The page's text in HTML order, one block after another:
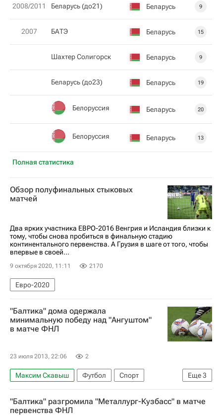
Полная статистика
2008/2011 Беларусь (до21) Беларусь 9
2007 БАТЭ Беларусь 15
Шахтер Солигорск Беларусь 9
Беларусь (до23) Беларусь 19
Белоруссия Беларусь 20
Белоруссия Беларусь 13
Обзор полуфинальных стыковых
матчей
Два ярких участника ЕВРО-2016 Венгрия и Исландия близки к
тому, чтобы снова пробиться в финальную стадию
континентального первенства. А Грузия в шаге от того, чтобы
впервые в своей...
9 октября 2020, 11:11 2170
Евро-2020
"Балтика" дома одержала
минимальную победу над "Ангуштом"
в матче ФНЛ
23 июля 2013, 22:06 2
Еще3
Максим Скавыш Футбол
Спорт
Первая лига
Ангушт Балтика
"Балтика" разгромила "Металлург-Кузбасс" в матче
первенства ФНЛ